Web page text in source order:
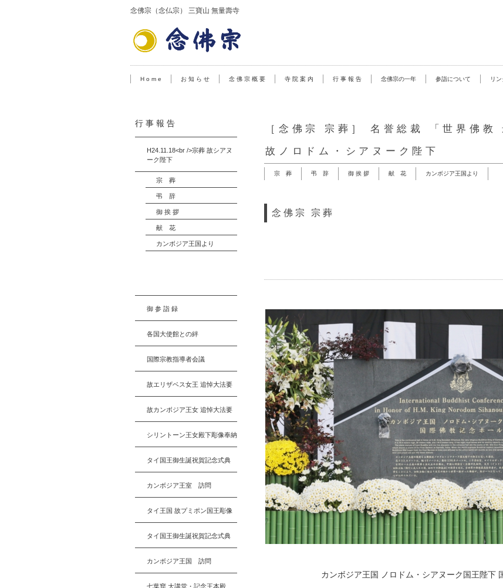
念佛宗（念仏宗） 三寶山 無量壽寺
H o m e お 知 ら せ 念 佛 宗 概 要 寺 院 案 内 行 事 報 告 念佛宗の一年 参詣について リン
［念佛宗 宗葬］ 名誉総裁 「世界佛教
故ノロドム・シアヌーク陛下
宗 葬 弔 辞 御 挨 拶 献 花 カンボジア王国より
念佛宗 宗葬
カンボジア王国 ノロドム・シアヌーク国王陛
行 事 報 告
H24.11.18<br />宗葬 故シアヌ
ーク陛下
宗 葬
弔 辞
御 挨 拶
献 花
カンボジア王国より
御 参 詣 録
各国大使館との絆
国際宗教指導者会議
故エリザベス女王 追悼大法要
故カンボジア王女 追悼大法要
シリントーン王女殿下彫像奉納
タイ国王御生誕祝賀記念式典
カンボジア王室 訪問
タイ王国 故プミポン国王彫像
タイ国王御生誕祝賀記念式典
カンボジア王国 訪問
七葉窟 大講堂・記念王本殿